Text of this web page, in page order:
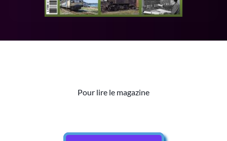
Pour lire le magazine